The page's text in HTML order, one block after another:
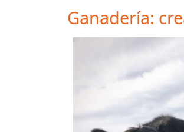
Ganadería: